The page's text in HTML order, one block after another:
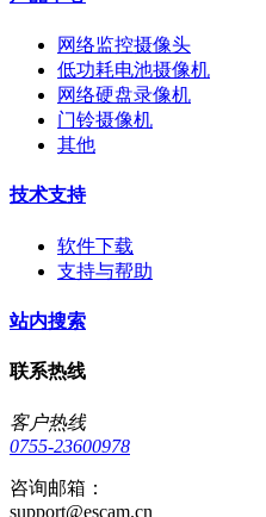
网络监控摄像头
低功耗电池摄像机
网络硬盘录像机
门铃摄像机
其他
技术支持
软件下载
支持与帮助
站内搜索
联系热线
客户热线
0755-23600978
咨询邮箱：
support@escam.cn